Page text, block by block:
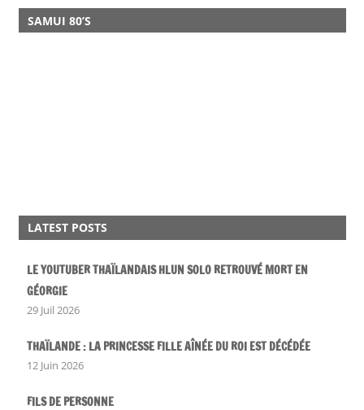
SAMUI 80’S
LATEST POSTS
LE YOUTUBER THAÏLANDAIS HLUN SOLO RETROUVÉ MORT EN
GÉORGIE
29 Juil 2026
THAÏLANDE : LA PRINCESSE FILLE AÎNÉE DU ROI EST DÉCÉDÉE
12 Juin 2026
FILS DE PERSONNE